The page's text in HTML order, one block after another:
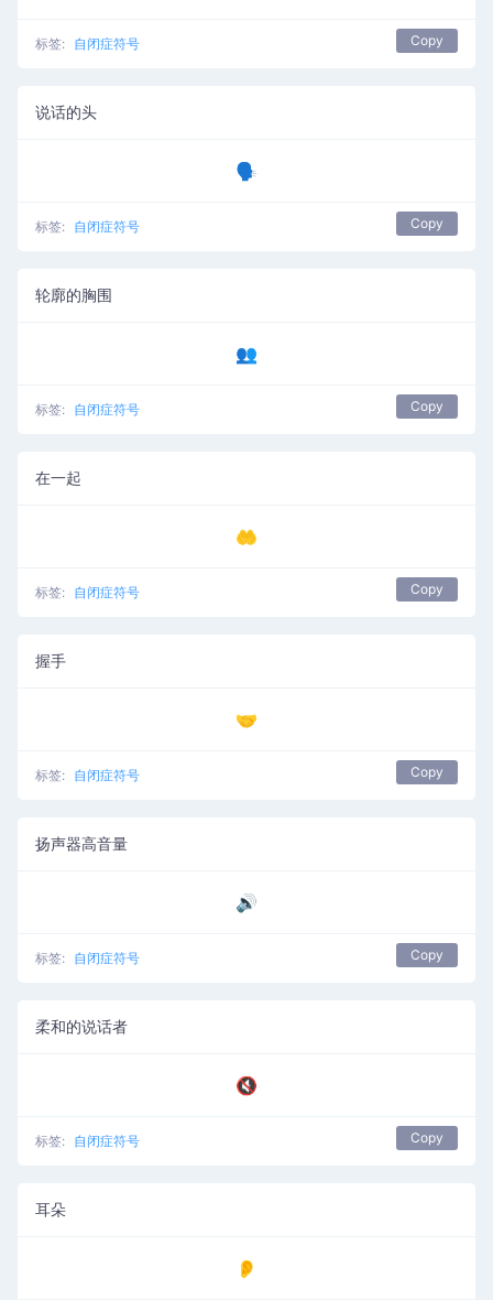
标签: 自闭症符号 Copy
说话的头
🗣️
标签: 自闭症符号 Copy
轮廓的胸围
👥
标签: 自闭症符号 Copy
在一起
🤲
标签: 自闭症符号 Copy
握手
🤝
标签: 自闭症符号 Copy
扬声器高音量
🔊
标签: 自闭症符号 Copy
柔和的说话者
🔇
标签: 自闭症符号 Copy
耳朵
👂